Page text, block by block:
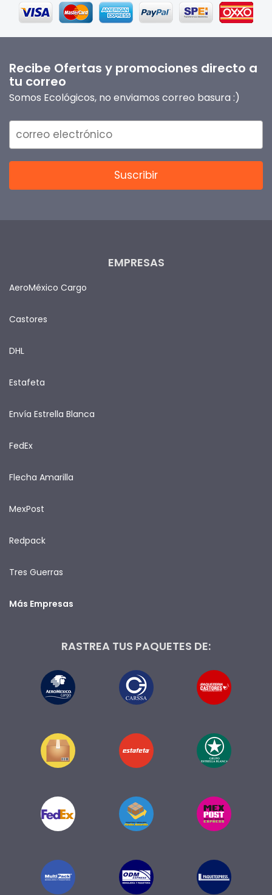
Recibe Ofertas y promociones directo a
tu correo
Somos Ecológicos, no enviamos correo basura :)
EMPRESAS
AeroMéxico Cargo
Castores
DHL
Estafeta
Envía Estrella Blanca
FedEx
Flecha Amarilla
MexPost
Redpack
Tres Guerras
Más Empresas
RASTREA TUS PAQUETES DE: